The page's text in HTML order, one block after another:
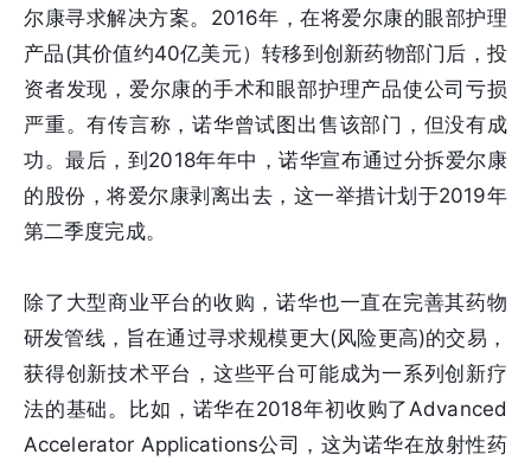
尔康寻求解决方案。2016年，在将爱尔康的眼部护理
产品(其价值约40亿美元）转移到创新药物部门后，投
资者发现，爱尔康的手术和眼部护理产品使公司亏损
严重。有传言称，诺华曾试图出售该部门，但没有成
功。最后，到2018年年中，诺华宣布通过分拆爱尔康
的股份，将爱尔康剥离出去，这一举措计划于2019年
第二季度完成。
除了大型商业平台的收购，诺华也一直在完善其药物
研发管线，旨在通过寻求规模更大(风险更高)的交易，
获得创新技术平台，这些平台可能成为一系列创新疗
法的基础。比如，诺华在2018年初收购了Advanced
Accelerator Applications公司，这为诺华在放射性药